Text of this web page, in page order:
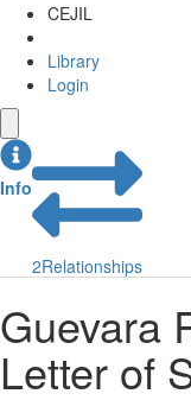
CEJIL
Library
Login
Info
2Relationships
Guevara
Letter of